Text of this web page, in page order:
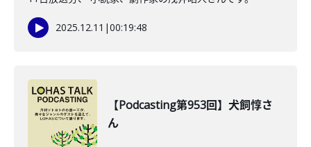
2025.12.11 |00:19:48
【Podcasting第953回】犬飼惇さ
ん